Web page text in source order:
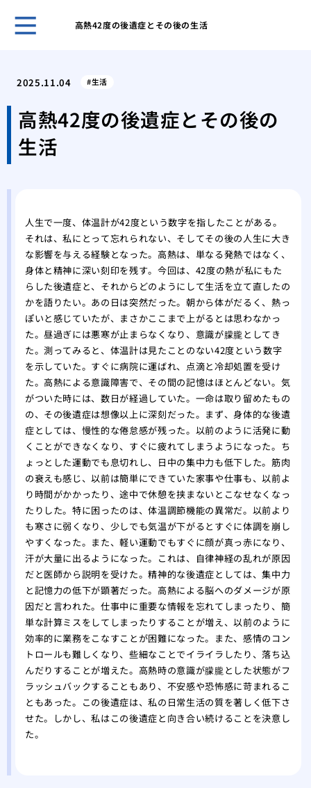
高熱42度の後遺症とその後の生活
一
父
脳
2025.11.04 生活
高熱42度の後遺症とその後の
生活
人生で一度、体温計が42度という数字を指したことがある。
それは、私にとって忘れられない、そしてその後の人生に大き
な影響を与える経験となった。高熱は、単なる発熱ではなく、
身体と精神に深い刻印を残す。今回は、42度の熱が私にもた
らした後遺症と、それからどのようにして生活を立て直したの
かを語りたい。あの日は突然だった。朝から体がだるく、熱っ
ぽいと感じていたが、まさかここまで上がるとは思わなかっ
た。昼過ぎには悪寒が止まらなくなり、意識が朦朧としてき
た。測ってみると、体温計は見たことのない42度という数字
を示していた。すぐに病院に運ばれ、点滴と冷却処置を受け
た。高熱による意識障害で、その間の記憶はほとんどない。気
がついた時には、数日が経過していた。一命は取り留めたもの
の、その後遺症は想像以上に深刻だった。まず、身体的な後遺
症としては、慢性的な倦怠感が残った。以前のように活発に動
くことができなくなり、すぐに疲れてしまうようになった。ち
ょっとした運動でも息切れし、日中の集中力も低下した。筋肉
の衰えも感じ、以前は簡単にできていた家事や仕事も、以前よ
り時間がかかったり、途中で休憩を挟まないとこなせなくなっ
たりした。特に困ったのは、体温調節機能の異常だ。以前より
も寒さに弱くなり、少しでも気温が下がるとすぐに体調を崩し
やすくなった。また、軽い運動でもすぐに顔が真っ赤になり、
汗が大量に出るようになった。これは、自律神経の乱れが原因
だと医師から説明を受けた。精神的な後遺症としては、集中力
と記憶力の低下が顕著だった。高熱による脳へのダメージが原
因だと言われた。仕事中に重要な情報を忘れてしまったり、簡
単な計算ミスをしてしまったりすることが増え、以前のように
効率的に業務をこなすことが困難になった。また、感情のコン
トロールも難しくなり、些細なことでイライラしたり、落ち込
んだりすることが増えた。高熱時の意識が朦朧とした状態がフ
ラッシュバックすることもあり、不安感や恐怖感に苛まれるこ
ともあった。この後遺症は、私の日常生活の質を著しく低下さ
せた。しかし、私はこの後遺症と向き合い続けることを決意し
た。